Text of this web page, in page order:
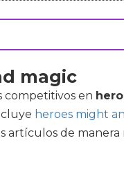
magic
competitivos en
heroes might
artículos de